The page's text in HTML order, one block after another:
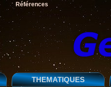
Références
THEMATIQUES